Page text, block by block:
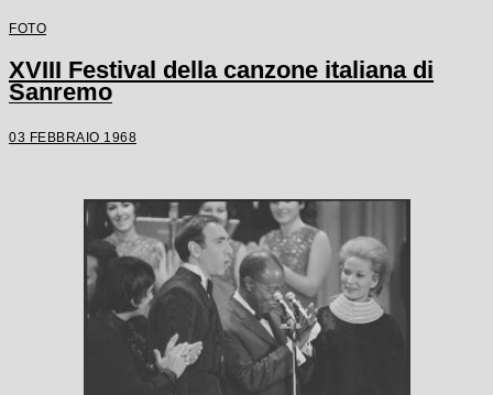
FOTO
XVIII Festival della canzone italiana di
Sanremo
03 FEBBRAIO 1968